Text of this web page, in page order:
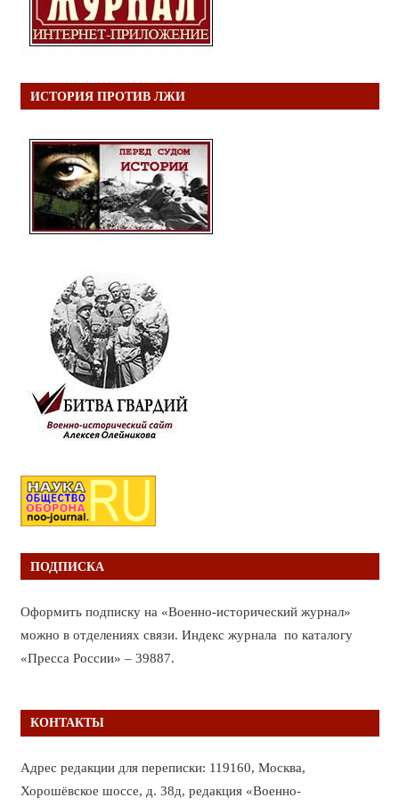
ИСТОРИЯ ПРОТИВ ЛЖИ
ПОДПИСКА
Оформить подписку на «Военно-исторический журнал»
можно в отделениях связи. Индекс журнала по каталогу
«Пресса России» – 39887.
КОНТАКТЫ
Адрес редакции для переписки: 119160, Москва,
Хорошёвское шоссе, д. 38д, редакция «Военно-